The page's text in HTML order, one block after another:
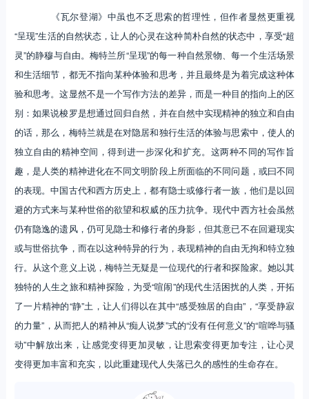
《瓦尔登湖》中虽也不乏思索的哲理性，但作者显然更重视
“呈现”生活的自然状态，让人的心灵在这种简朴自然的状态中，享受“超
灵”的静穆与自由。梅特兰所“呈现”的每一种自然景物、每一个生活场景
和生活细节，都无不指向某种体验和思考，并且最终是为着完成这种体
验和思考。这显然不是一个写作方法的差异，而是一种目的指向上的区
别：如果说梭罗是想通过回归自然，并在自然中实现精神的独立和自由
的话，那么，梅特兰就是在对隐居和独行生活的体验与思索中，使人的
独立自由的精神空间，得到进一步深化和扩充。这两种不同的写作旨
趣，是人类的精神进化在不同文明阶段上所面临的不同问题，或曰不同
的表现。中国古代和西方历史上，都有隐士或修行者一族，他们是以回
避的方式来与某种世俗的欲望和权威的压力抗争。现代中西方社会虽然
仍有隐逸的遗风，仍可见隐士和修行者的身影，但其意已不在回避现实
或与世俗抗争，而在以这种特异的行为，表现精神的自由无拘和特立独
行。从这个意义上说，梅特兰无疑是一位现代的行者和探险家。她以其
独特的人生之旅和精神探险，为受“喧闹”的现代生活困扰的人类，开拓
了一片精神的“静”土，让人们得以在其中“感受独居的自由”，“享受静寂
的力量”，从而把人的精神从“痴人说梦”式的“没有任何意义”的“喧哗与骚
动”中解放出来，让感觉变得更加灵敏，让思索变得更加专注，让心灵
变得更加丰富和充实，以此重建现代人失落已久的感性的生命存在。